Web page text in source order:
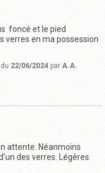
foncé et le pied
verres en ma possession
22/06/2024 par A.A.
attente. Néanmoins
des verres. Légères.